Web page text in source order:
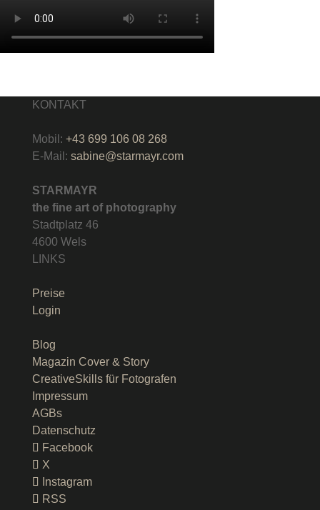
KONTAKT
Mobil: +43 699 106 08 268
E-Mail: sabine@starmayr.com
STARMAYR
the fine art of photography
Stadtplatz 46
4600 Wels
LINKS
Preise
Login
Blog
Magazin Cover & Story
CreativeSkills für Fotografen
Impressum
AGBs
Datenschutz
Facebook
X
Instagram
RSS